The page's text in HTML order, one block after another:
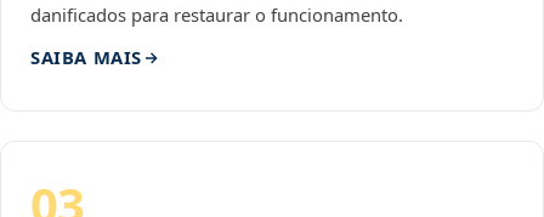
danificados para restaurar o funcionamento.
SAIBA MAIS